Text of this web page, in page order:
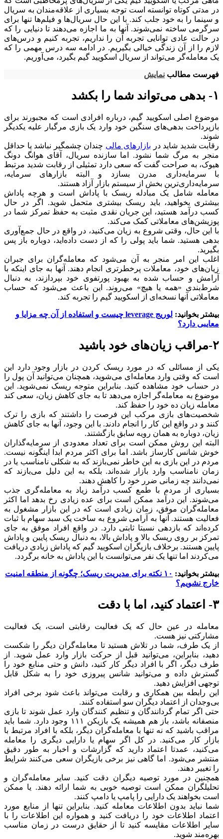
در مدتی کوتاه توانسته است توجه بسیاری از علاقه‌مندان به سریال
و سینما را به خود جلب کند. با این حال سریال‌ها و فیلم‌ها تنها برای
سرگرمی ساخته نمی‌شوند. آنها به ما اجازه می‌دهند تا دنیایی را که
در حالت عادی توانایی تجربه آن را نداریم، تجربه کنیم و درس‌های
لازم را از آن زندگی خیالی بگیریم. در ادامه سه درس مهمی را که
یک معامله‌گر می‌تواند از سریال اسکویید گیم بگیرد، می‌آوریم.
فهرست مطالب نمایش
۱- بدهی می‌تواند شما را بکشد
موضوع اصلی اسکویید گیم، درباره افرادی است که مجبورند برای
بازپرداخت بدهی‌های سنگین خود وارد یک بازی مرگبار علیه یکدیگر
شوند.
رقابت شدید شاید در بازارهای مالی چندان چشمگیر نباشد یا حداقل
منجر به مرگ شما نشود. اما سازنده سریال، آقای هوانگ دونگ
هیوک، به صراحت گفت که سعی دارد تمثیلی از رقابت شدید مرتبط
با سرمایه‌داری مدرن بسازد و البته بازارهای سرمایه،
سرمایه‌‌داری‌ترین بخش از سیستم بازار آزاد هستند.
معامله شامل یک مبادله ریسک با پاداش است و هرچه پاداش
بیشتری بخواهید، باید ریسک بیشتری متحمل شوید. اگر در حال
کسب درآمد هستید، این جریان نقدی مثبت به حفظ تمرکز شما در
پوزیشن‌های معاملاتی کمک می‌کند.
با این حال، وقتی شروع به زیان می‌کنید، در واقع در حال جمع‌آوری
بدهی هستید. شما باید پولی را که از دست داده‌اید، دوباره باز پس
بگیرید.
اغلب این امر منجر به آن می‌شود که معامله‌گران برای جبران
زیان‌های خود، معاملات پرخطرتری انجام دهند. آنها به جای اینکه با
آرامش و حساب شده به بهبود پورتفوی خود بپردازند، به دنبال
شرط‌بندی «همه یا هیچ» می‌روند. این باعث می‌شود که حساب
معاملاتی آنها نسخه‌ای از اسکویید گیم را تجربه کند.
بیشتر بخوانید:
لوریج leverage چیست و استفاده از آن چه مزایا و
معایبی دارد؟
۲-مراقب زیان‌های خود باشید
یکی از مسائلی که در مورد ریسک کردن در بازار وجود دارد این
است که وقتی وارد معامله‌ای می‌شوید، همچنان می‌توانید آن پول را
در حساب خود مشاهده کنید. بنابراین متوجه ریسک نمی‌شوید. این
موضوع به معامله‌گر اجازه می‌دهد تا به جای کاهش زیان، سعی کند
معامله زیان ده خود را حفظ کند.
شخصیت‌های بازی مرکب این فرصت را داشتند که بازی را ترک
کنند و در واقع این کار را انجام دادند. با این وجود، آنها به جای کاهش
زیان، دوباره به همان رویه سابق بازگشتند.
البته این روش ممکن است برای تعداد معدودی از سرمایه‌گذاران
خوش شانس کارساز باشد. اما برای اکثر مردم ابدا اینگونه نیست.
مردم در این بازی به این خاطر نمی‌بازند که به شکلی نامناسب یا در
زمان نامناسب وارد بازار شده‌اند. بلکه به این دلیل می‌بازند که
نمی‌دانند چه زمانی ضرر خود را کاهش دهند.
بسیاری از مردم با طمع کسب درآمد زیاد به معامله‌گری جذب
می‌شوند. این درآمد ممکن است برای عده زیادی رخ بدهد اما اکثر
معامله‌گران موفق، زمان زیادی است که در این بازار مشغول به
فعالیت هستند. آنها به آرامی شروع به ساخت یک سبد سهام با ثبات
کرده‌اند که بازدهی نسبتا ثابتی دارد. در واقع افراد موفق به جای
تمرکز بر روی ریسک بالا و پاداش بالا، به دنبال ریسک پایین و پاداش
پایین هستند. برخلاف بازیگران اسکویید گیم که پاداش زیادی دریافت
می‌کردند اما تنها یک نفر می‌توانست با این پاداش به خانه برگردد.
بیشتر بخوانید:
۱۰ نکته برای مدیریت ریسک؛ چگونه از منطقه امنیت
خارج نشویم؟
۳- اعتماد کنید، اما با دقت
معامله در عین حال که یک فعالیت رقابتی است، یک فعالیت
مشارکتی نیز هست.
از یک طرف، شما در تلاش هستید تا معامله‌گران دیگر را شکست
دهید، بنابراین، می‌توانید قبل از حرکت بازار وارد عمل شوید. از
طرف دیگر، اگر با افراد دیگر کار کنید، دانش و حتی منابع خود را
گسترش داده و می‌توانید شانس پیروزی خود را به شکل قابل
توجهی افزایش دهید.
این رابطه بین همکاری و رقابت می‌تواند باعث شود برخی افراد
بی‌وجدان از اعتماد دیگران سو استفاده کنند.
حتی اگر تمام گردانندگان و تنظیم کنندگان وارد عمل شوند تا بازی
منصفانه باشد، باز هم همیشه یک بازیکن ۱۱۱ وجود دارد. شما باید
مراقب باشید که نه تنها با معامله‌گران دیگر، بلکه با افراد مرتبط با
بازار کار می‌کنید. در کل اگر سهام یا دارایی دیگری را معامله‌
می‌کنید، عمدتا اعتماد دارید که گزارشات و اخبار به طور دقیق
منتشر می‌شود. اما گاهی نیز برخی بازیگران سعی می‌کنند شرایط
را تغییر دهند.
همچنین در مورد توصیه دیگران دقت کنید. سایر معامله‌گران و
تحلیلگران ممکن است توصیه خوبی به شما ارائه دهند. یا ممکن
است بخواهند یک دارایی را پامپ یا دامپ کنند.
شما نباید بدون اطلاعات معامله کنید. بنابراین تنها از منابع مورد
اعتماد اطلاعات خود را دریافت کنید و همواره این اطلاعات را با
سایر اطلاعات مقایسه کنید تا از حقایق درست در زمان مناسب
بهره‌مند شوید.